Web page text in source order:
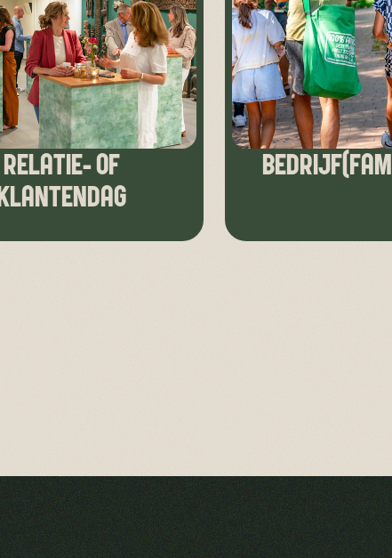
RELATIE- OF
KLANTENDAG